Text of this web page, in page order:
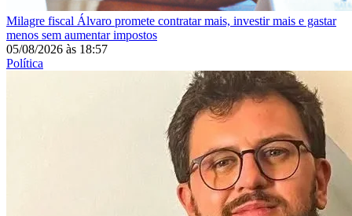
Milagre fiscal Álvaro promete contratar mais, investir mais e gastar
menos sem aumentar impostos
05/08/2026 às 18:57
Política